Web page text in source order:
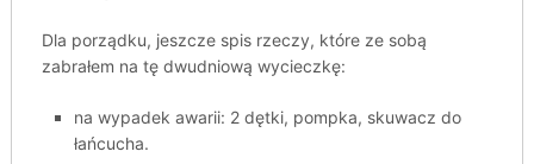
Dla porządku, jeszcze spis rzeczy, które ze sobą
zabrałem na tę dwudniową wycieczkę:
na wypadek awarii: 2 dętki, pompka, skuwacz do
łańcucha.